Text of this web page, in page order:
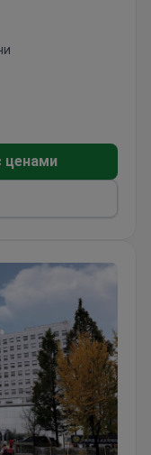
и
ортопедия и
ценами